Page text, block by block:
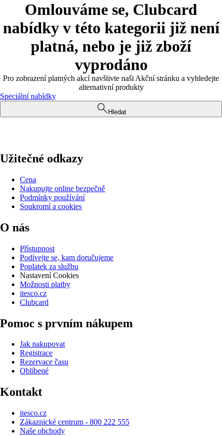
Omlouváme se, Clubcard
nabídky v této kategorii již není
platná, nebo je již zboží
vyprodáno
Pro zobrazení platných akcí navštivte naši Akční stránku a vyhledejte
alternativní produkty
Speciální nabídky
Hledat
Užitečné odkazy
Cena
Nakupujte online bezpečně
Podmínky používání
Soukromí a cookies
O nás
Přístupnost
Podívejte se, kam doručujeme
Poplatek za službu
Nastavení Cookies
Možnosti platby
itesco.cz
Clubcard
Pomoc s prvním nákupem
Jak nakupovat
Registrace
Rezervace času
Oblíbené
Kontakt
itesco.cz
Zákaznické centrum - 800 222 555
Naše obchody